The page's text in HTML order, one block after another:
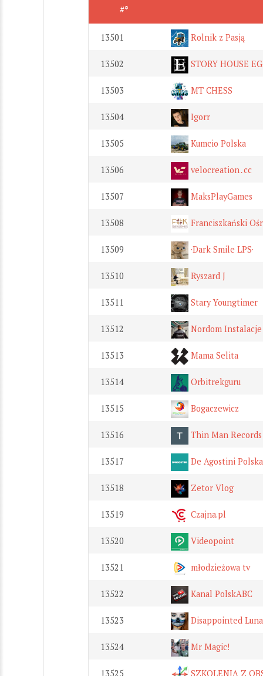
#*
13501 Rolnik z Pasją
13502 STORY HOUSE
13503 MT CHESS
13504 Igorr
13505 Kumcio Polska
13506 velocreation․cc
13507 MaksPlayGames
13508 Franciszkański
13509 ·Dark Smile LPS·
13510 Ryszard J
13511 Stary Youngtimer
13512 Nordom Instalacje
13513 Mama Selita
13514 Orbitrekguru
13515 Bogaczewicz
13516 Thin Man Records
13517 De Agostini Polska
13518 Zetor Vlog
13519 Czajna.pl
13520 Videopoint
13521 młodzieżowa tv
13522 Kanal PolskABC
13523 Disappointed Luna
13524 Mr Magic!
13525 SZKOLENIA Z